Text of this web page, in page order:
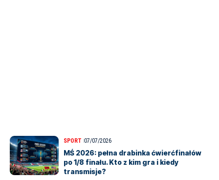
SPORT 07/07/2026
MŚ 2026: pełna drabinka ćwierćfinałów
po 1/8 finału. Kto z kim gra i kiedy
transmisje?